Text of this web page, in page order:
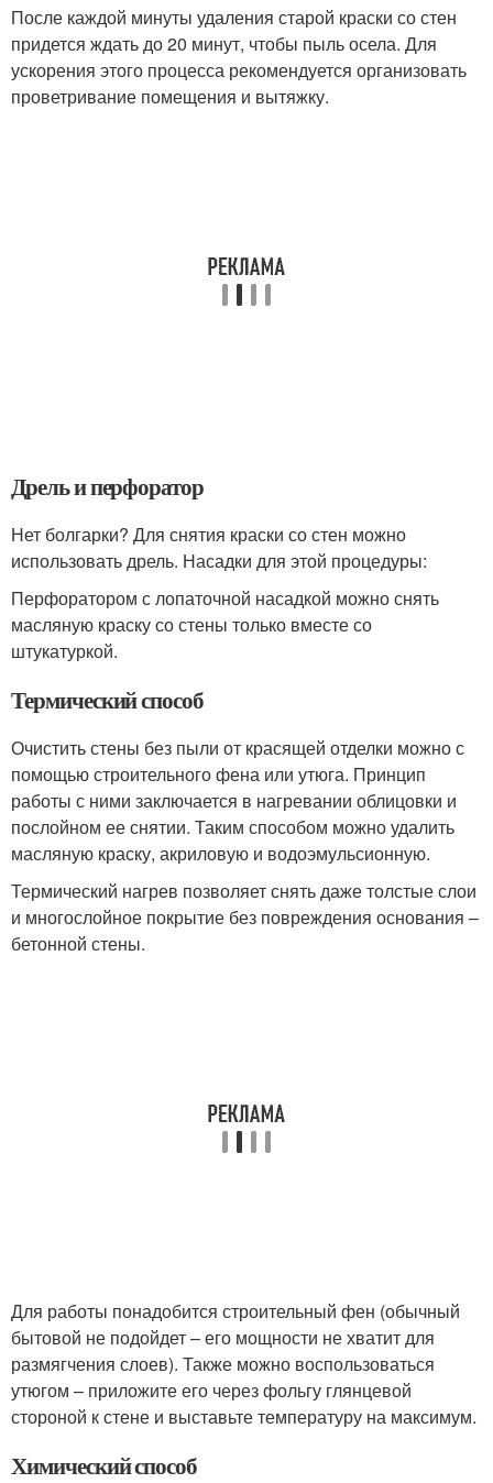
После каждой минуты удаления старой краски со стен
придется ждать до 20 минут, чтобы пыль осела. Для
ускорения этого процесса рекомендуется организовать
проветривание помещения и вытяжку.
Дрель и перфоратор
Нет болгарки? Для снятия краски со стен можно
использовать дрель. Насадки для этой процедуры:
Перфоратором с лопаточной насадкой можно снять
масляную краску со стены только вместе со
штукатуркой.
Термический способ
Очистить стены без пыли от красящей отделки можно с
помощью строительного фена или утюга. Принцип
работы с ними заключается в нагревании облицовки и
послойном ее снятии. Таким способом можно удалить
масляную краску, акриловую и водоэмульсионную.
Термический нагрев позволяет снять даже толстые слои
и многослойное покрытие без повреждения основания –
бетонной стены.
Для работы понадобится строительный фен (обычный
бытовой не подойдет – его мощности не хватит для
размягчения слоев). Также можно воспользоваться
утюгом – приложите его через фольгу глянцевой
стороной к стене и выставьте температуру на максимум.
Химический способ